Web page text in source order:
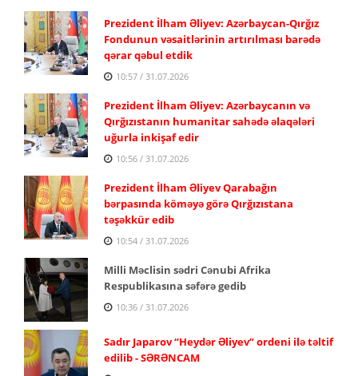
Prezident İlham Əliyev: Azərbaycan-Qırğız
Fondunun vəsaitlərinin artırılması barədə
qərar qəbul etdik
10:57 / 31.07.2026
Prezident İlham Əliyev: Azərbaycanın və
Qırğızıstanın humanitar sahədə əlaqələri
uğurla inkişaf edir
10:56 / 31.07.2026
Prezident İlham Əliyev Qarabağın
bərpasında köməyə görə Qırğızıstana
təşəkkür edib
10:54 / 31.07.2026
Milli Məclisin sədri Cənubi Afrika
Respublikasına səfərə gedib
10:36 / 31.07.2026
Sadır Japarov “Heydər Əliyev” ordeni ilə təltif
edilib - SƏRƏNCAM